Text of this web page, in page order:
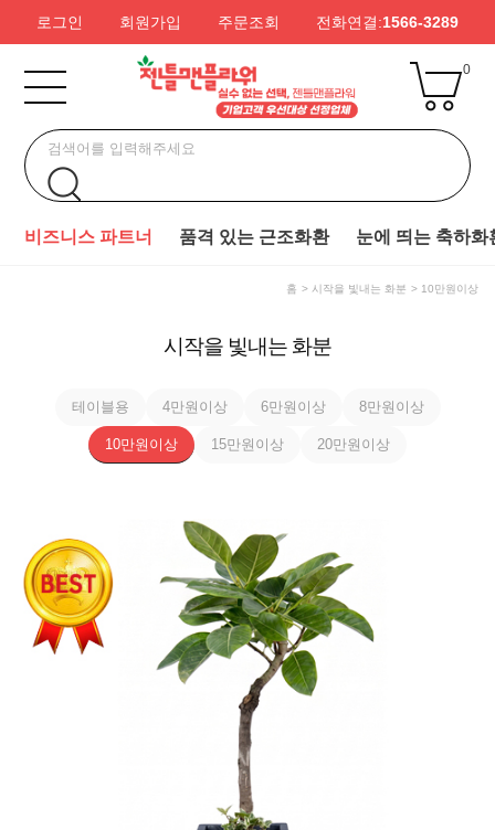
로그인 회원가입 주문조회 전화연결:1566-3289
0
비즈니스 파트너 품격 있는 근조화환 눈에 띄는 축하화
홈 시작을 빛내는 화분 10만원이상
시작을 빛내는 화분
테이블용 4만원이상 6만원이상 8만원이상
10만원이상 15만원이상 20만원이상